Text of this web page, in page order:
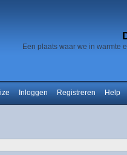
Een plaats waar we in warmte
Inloggen Registreren Help